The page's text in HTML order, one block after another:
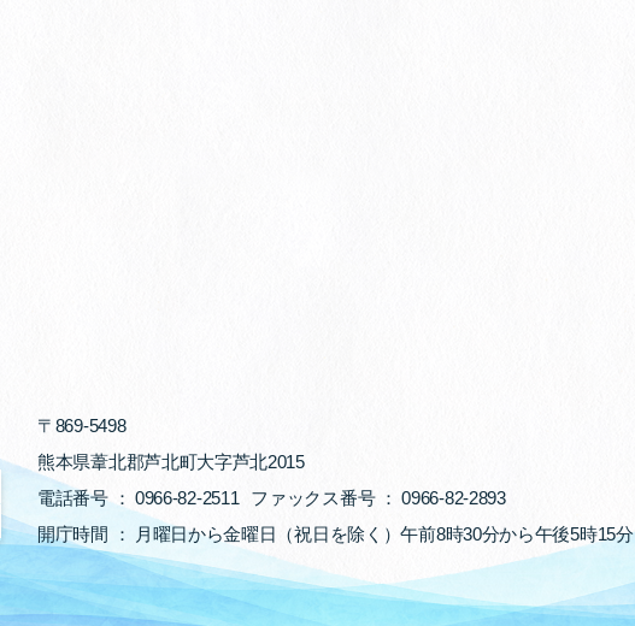
〒869-5498
熊本県葦北郡芦北町大字芦北2015
電話番号 ： 0966-82-2511 ファックス番号 ：0966-82-2893
開庁時間 ： 月曜日から金曜日（祝日を除く）午前8時30分から午後5時15分